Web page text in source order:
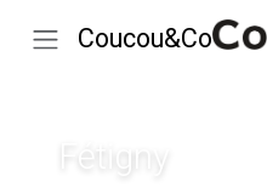
Coucou&Co
Fétigny